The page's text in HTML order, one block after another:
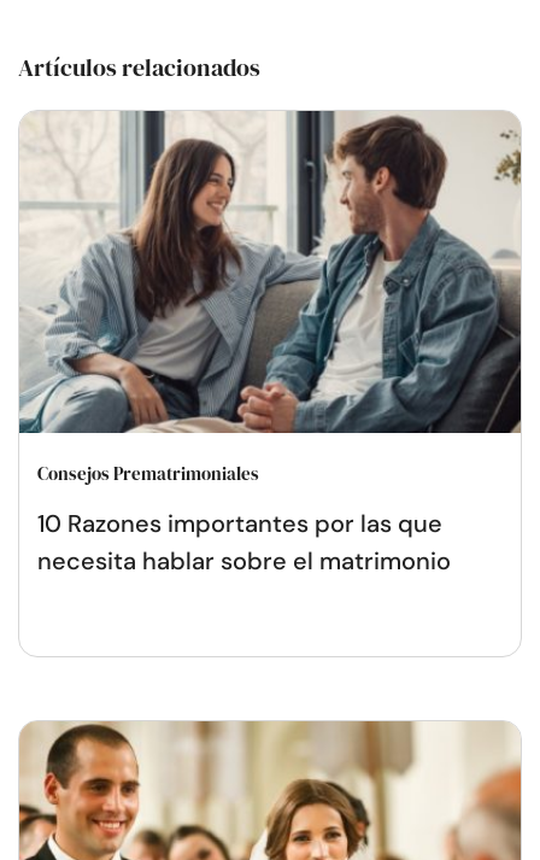
Artículos relacionados
Consejos Prematrimoniales
10 Razones importantes por las que
necesita hablar sobre el matrimonio